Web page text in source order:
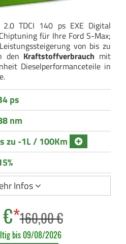
TDCI 140 ps EXE Digital
für Ihre Ford S-Max;
von bis zu
den Kraftstoffverbrauch mit
Dieselperformanceteile in
ps
nm
zu -1L / 100Km
Infos
*160,00 €
bis 09/08/2026